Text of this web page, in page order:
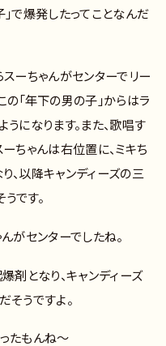
で爆発したってことなんだ
ーちゃんがセンターでリー
「年下の男の子」からはラ
になります。また、歌唱す
ちゃんは右位置に、ミキち
、以降キャンディーズの三
です。
がセンターでしたね。
剤となり、キャンディーズ
そうですよ。
たもんね～